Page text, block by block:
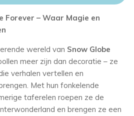
Forever – Waar Magie en
wereld van Snow Globe
meer zijn dan decoratie – ze
verhalen vertellen en
Met hun fonkelende
taferelen roepen ze de
en brengen ze een